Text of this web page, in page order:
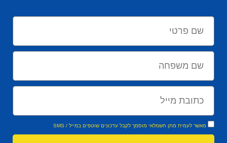
מאשר לעמית מתן חשמלאי מוסמך לקבל עדכונים שוטפים במייל / SMS